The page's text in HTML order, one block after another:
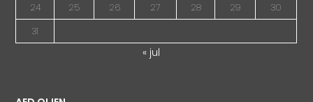
24
25 26 27 28 29
30
31
« jul